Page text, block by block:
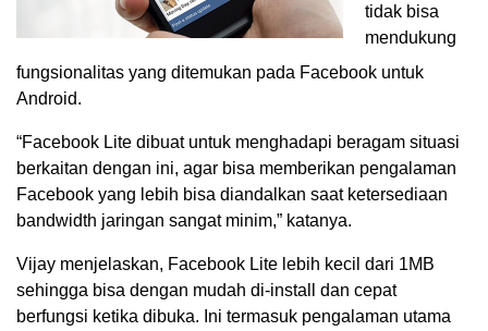
tidak bisa
mendukung
fungsionalitas yang ditemukan pada Facebook untuk
Android.
“Facebook Lite dibuat untuk menghadapi beragam situasi
berkaitan dengan ini, agar bisa memberikan pengalaman
Facebook yang lebih bisa diandalkan saat ketersediaan
bandwidth jaringan sangat minim,” katanya.
Vijay menjelaskan, Facebook Lite lebih kecil dari 1MB
sehingga bisa dengan mudah di-install dan cepat
berfungsi ketika dibuka. Ini termasuk pengalaman utama